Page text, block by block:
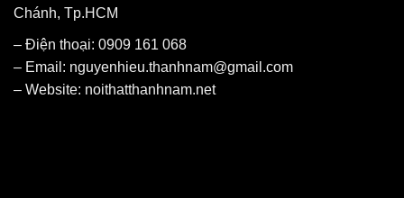
Chánh, Tp.HCM
– Điện thoại: 0909 161 068
– Email: nguyenhieu.thanhnam@gmail.com
– Website: noithatthanhnam.net